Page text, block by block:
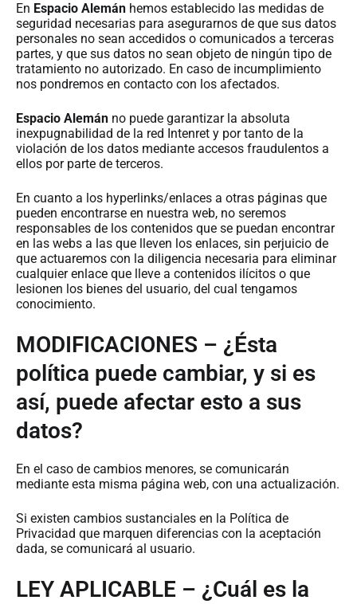
En Espacio Alemán hemos establecido las medidas de
seguridad necesarias para asegurarnos de que sus datos
personales no sean accedidos o comunicados a terceras
partes, y que sus datos no sean objeto de ningún tipo de
tratamiento no autorizado. En caso de incumplimiento
nos pondremos en contacto con los afectados.
Espacio Alemán no puede garantizar la absoluta
inexpugnabilidad de la red Intenret y por tanto de la
violación de los datos mediante accesos fraudulentos a
ellos por parte de terceros.
En cuanto a los hyperlinks/enlaces a otras páginas que
pueden encontrarse en nuestra web, no seremos
responsables de los contenidos que se puedan encontrar
en las webs a las que lleven los enlaces, sin perjuicio de
que actuaremos con la diligencia necesaria para eliminar
cualquier enlace que lleve a contenidos ilícitos o que
lesionen los bienes del usuario, del cual tengamos
conocimiento.
MODIFICACIONES – ¿Ésta
política puede cambiar, y si es
así, puede afectar esto a sus
datos?
En el caso de cambios menores, se comunicarán
mediante esta misma página web, con una actualización.
Si existen cambios sustanciales en la Política de
Privacidad que marquen diferencias con la aceptación
dada, se comunicará al usuario.
LEY APLICABLE – ¿Cuál es la